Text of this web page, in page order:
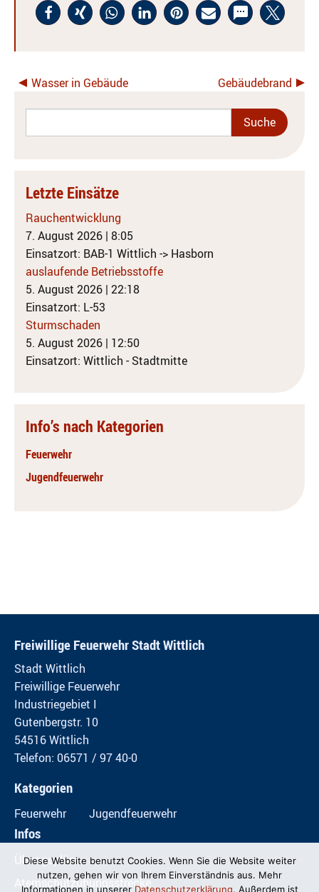
Wasser in Gebäude Gebäudebrand
Letzte Einsätze
Rauchentwicklung
7. August 2026 | 8:05
Einsatzort: BAB-1 Wittlich -> Hasborn
auslaufende Betriebsstoffe
5. August 2026 | 22:18
Einsatzort: L-53
Sturmschaden
5. August 2026 | 12:50
Einsatzort: Wittlich - Stadtmitte
Info’s nach Kategorien
Feuerwehr
Jugendfeuerwehr
Freiwillige Feuerwehr Stadt Wittlich
Stadt Wittlich
Freiwillige Feuerwehr
Industriegebiet I
Gutenbergstr. 10
54516 Wittlich
Telefon: 06571 / 97 40-0
Kategorien
Feuerwehr Jugendfeuerwehr
Infos
Übungspläne
Atemschutzübungsstrecke
Diese Website benutzt Cookies. Wenn Sie die Website weiter
nutzen, gehen wir von Ihrem Einverständnis aus. Mehr
Informationen in unserer Datenschutzerklärung. Außerdem ist